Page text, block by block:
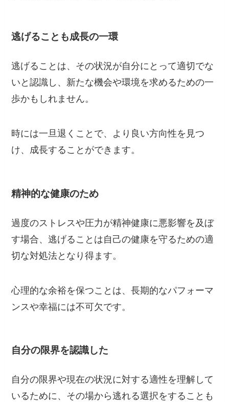
逃げることも成長の一環
逃げることは、その状況が自分にとって適切でな
いと認識し、新たな機会や環境を求めるための一
歩かもしれません。
時には一旦退くことで、より良い方向性を見つ
け、成長することができます。
精神的な健康のため
過度のストレスや圧力が精神健康に悪影響を及ぼ
す場合、逃げることは自己の健康を守るための適
切な対処法となり得ます。
心理的な余裕を保つことは、長期的なパフォーマ
ンスや幸福には不可欠です。
自分の限界を認識した
自分の限界や現在の状況に対する適性を理解して
いるために、その場から逃れる選択をすることも